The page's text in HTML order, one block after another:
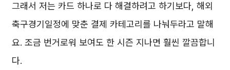
그래서 저는 카드 하나로 다 해결하려고 하기보다, 해외
축구경기일정에 맞춘 결제 카테고리를 나눠두라고 말해
요. 조금 번거로워 보여도 한 시즌 지나면 훨씬 깔끔합니
다.